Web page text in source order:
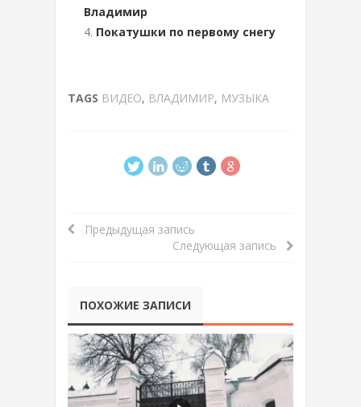
Владимир
Покатушки по первому снегу
TAGS ВИДЕО, ВЛАДИМИР, МУЗЫКА
Предыдущая запись
Следующая запись
ПОХОЖИЕ ЗАПИСИ